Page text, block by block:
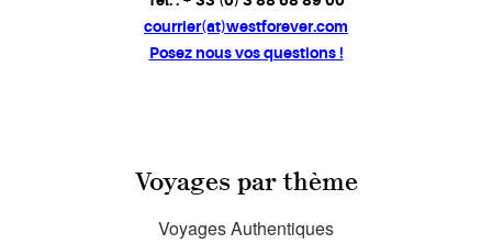
courrier(at)westforever.com
Posez nous vos questions !
Voyages par thème
Voyages Authentiques